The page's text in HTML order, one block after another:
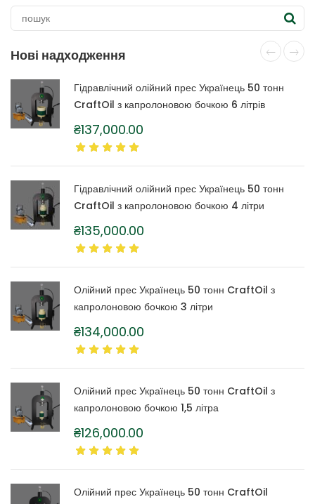
Параметри
можна
вибрати
на
сторінці
товару
Нові надходження
Гідравлічний олійний прес Українець 50 тонн
CraftOil з капролоновою бочкою 6 літрів
₴137,000.00
Гідравлічний олійний прес Українець 50 тонн
CraftOil з капролоновою бочкою 4 літри
₴135,000.00
Олійний прес Українець 50 тонн CraftOil з
капролоновою бочкою 3 літри
₴134,000.00
Олійний прес Українець 50 тонн CraftOil з
капролоновою бочкою 1,5 літра
₴126,000.00
Олійний прес Українець 50 тонн CraftOil